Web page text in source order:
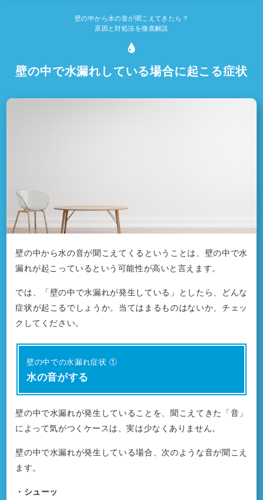
壁の中から水の音が聞こえてきたら？
原因と対処法を徹底解説
壁の中で水漏れしている場合に起こる症状
壁の中から水の音が聞こえてくるということは、壁の中で水
漏れが起こっているという可能性が高いと言えます。
では、「壁の中で水漏れが発生している」としたら、どんな
症状が起こるでしょうか。当てはまるものはないか、チェッ
クしてください。
壁の中での水漏れ症状 ①
水の音がする
壁の中で水漏れが発生していることを、聞こえてきた「音」
によって気がつくケースは、実は少なくありません。
壁の中で水漏れが発生している場合、次のような音が聞こえ
ます。
・シューッ